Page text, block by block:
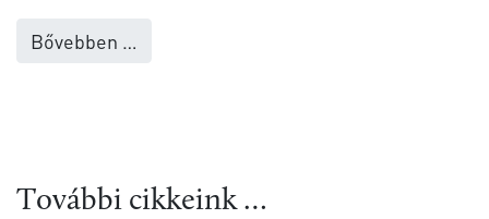
Bővebben …
További cikkeink …